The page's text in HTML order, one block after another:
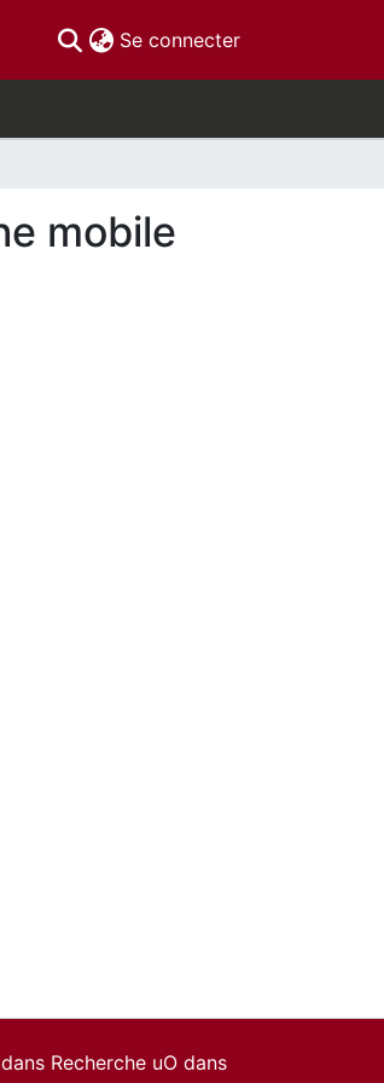
Se connecter(current)
mobile
Recherche uO dans